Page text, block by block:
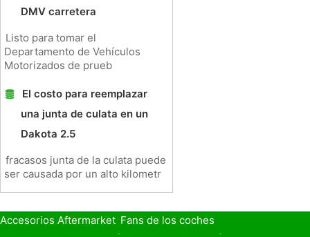
DMV carretera
Listo para tomar el
Departamento de Vehículos
Motorizados de prueb
El costo para reemplazar
una junta de culata en un
Dakota 2.5
fracasos junta de la culata puede
ser causada por un alto kilometr
Accesorios Aftermarket Fans de los coches